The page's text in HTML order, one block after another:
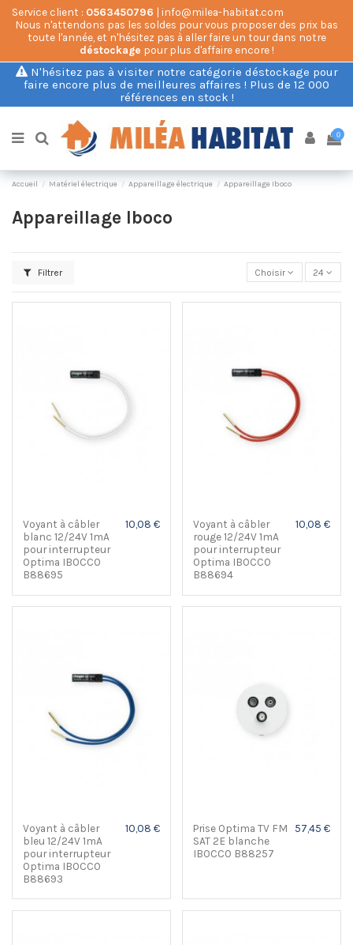
Service client : 0563450796 | info@milea-habitat.com
Nous n'attendons pas les soldes pour vous proposer des prix bas
toute l'année, et n'hésitez pas à aller faire un tour dans notre
déstockage pour plus d'affaire encore !
N'hésitez pas à visiter notre catégorie déstockage pour
faire encore plus de meilleures affaires ! Plus de 12 000
références en stock !
0
Accueil Matériel électrique Appareillage électrique Appareillage Iboco
Appareillage Iboco
Filtrer Choisir 24
Voyant à câbler
blanc 12/24V 1mA
pour interrupteur
Optima IBOCCO
B88695
10,08 €
Voyant à câbler
rouge 12/24V 1mA
pour interrupteur
Optima IBOCCO
B88694
10,08 €
Voyant à câbler
bleu 12/24V 1mA
pour interrupteur
Optima IBOCCO
B88693
10,08 €
Prise Optima TV FM
SAT 2E blanche
IBOCCO B88257
57,45 €